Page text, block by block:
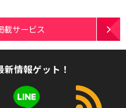
載サービス
情報ゲット！